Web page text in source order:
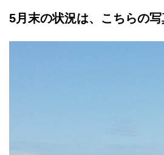
5月末の状況は、こちらの写